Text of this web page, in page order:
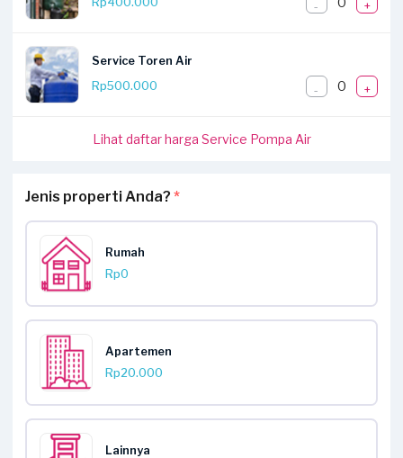
- +
Service Toren Air
Rp500.000
- 0 +
Lihat daftar harga Service Pompa Air
Jenis properti Anda? *
Rumah
Rp0
Apartemen
Rp20.000
Lainnya